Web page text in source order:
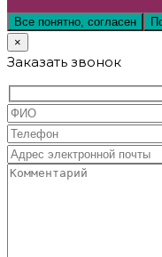
Все понятно, согласен
×
Заказать звонок